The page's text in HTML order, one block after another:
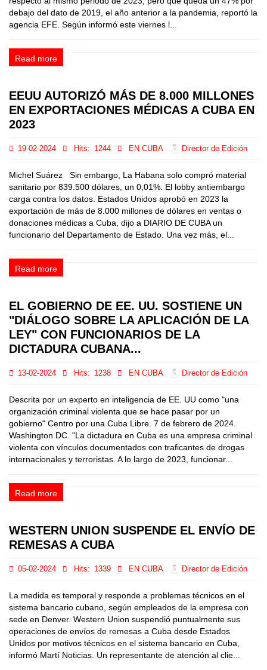
debajo del dato de 2019, el año anterior a la pandemia, reportó la
agencia EFE. Según informó este viernes l...
Read more
EEUU AUTORIZÓ MÁS DE 8.000 MILLONES
EN EXPORTACIONES MÉDICAS A CUBA EN
2023
19-02-2024 Hits: 1244 EN CUBA Director de Edición
Michel Suárez Sin embargo, La Habana solo compró material
sanitario por 839.500 dólares, un 0,01%. El lobby antiembargo
carga contra los datos. Estados Unidos aprobó en 2023 la
exportación de más de 8.000 millones de dólares en ventas o
donaciones médicas a Cuba, dijo a DIARIO DE CUBA un
funcionario del Departamento de Estado. Una vez más, el...
Read more
EL GOBIERNO DE EE. UU. SOSTIENE UN
"DIÁLOGO SOBRE LA APLICACIÓN DE LA
LEY" CON FUNCIONARIOS DE LA
DICTADURA CUBANA...
13-02-2024 Hits: 1238 EN CUBA Director de Edición
Descrita por un experto en inteligencia de EE. UU como "una
organización criminal violenta que se hace pasar por un
gobierno" Centro por una Cuba Libre. 7 de febrero de 2024.
Washington DC. "La dictadura en Cuba es una empresa criminal
violenta con vínculos documentados con traficantes de drogas
internacionales y terroristas. A lo largo de 2023, funcionar...
Read more
WESTERN UNION SUSPENDE EL ENVÍO DE
REMESAS A CUBA
05-02-2024 Hits: 1339 EN CUBA Director de Edición
La medida es temporal y responde a problemas técnicos en el
sistema bancario cubano, según empleados de la empresa con
sede en Denver. Western Union suspendió puntualmente sus
operaciones de envíos de remesas a Cuba desde Estados
Unidos por motivos técnicos en el sistema bancario en Cuba,
informó Martí Noticias. Un representante de atención al clie...